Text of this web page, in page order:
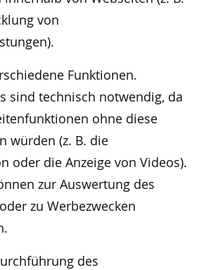
von
Funktionen.
sind technisch notwendig, da
ohne diese
würden (z. B. die
oder die Anzeige von Videos).
zur Auswertung des
zu Werbezwecken
des